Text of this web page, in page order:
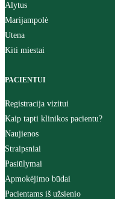
Alytus
Marijampolė
Utena
Kiti miestai
PACIENTUI
Registracija vizitui
Kaip tapti klinikos pacientu?
Naujienos
Straipsniai
Pasiūlymai
Apmokėjimo būdai
Pacientams iš užsienio